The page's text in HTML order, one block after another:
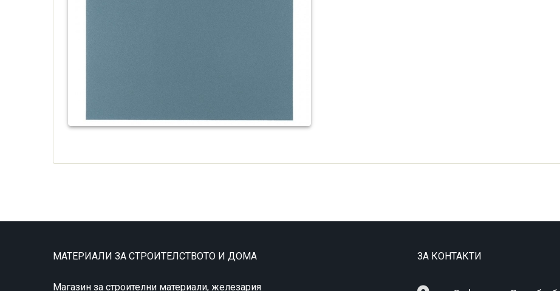
МАТЕРИАЛИ ЗА СТРОИТЕЛСТВОТО И ДОМА
Магазин за строителни материали, железария
ЗА КОНТАКТИ